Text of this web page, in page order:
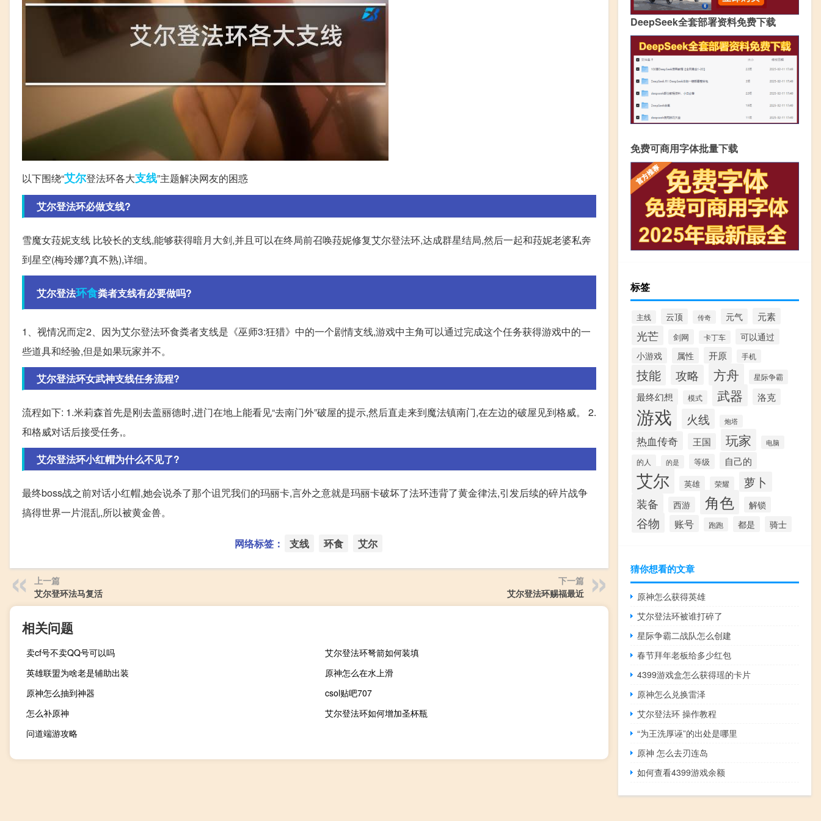
以下围绕“艾尔登法环各大支线”主题解决网友的困惑
艾尔登法环必做支线?
雪魔女菈妮支线 比较长的支线,能够获得暗月大剑,并且可以在终局前召唤菈妮修复艾尔登法环,达成群星结局,然后一起和菈妮老婆私奔
到星空(梅玲娜?真不熟),详细。
艾尔登法环食粪者支线有必要做吗?
1、视情况而定2、因为艾尔登法环食粪者支线是《巫师3:狂猎》中的一个剧情支线,游戏中主角可以通过完成这个任务获得游戏中的一
些道具和经验,但是如果玩家并不。
艾尔登法环女武神支线任务流程?
流程如下: 1.米莉森首先是刚去盖丽德时,进门在地上能看见“去南门外”破屋的提示,然后直走来到魔法镇南门,在左边的破屋见到格威。 2.
和格威对话后接受任务,。
艾尔登法环小红帽为什么不见了?
最终boss战之前对话小红帽,她会说杀了那个诅咒我们的玛丽卡,言外之意就是玛丽卡破坏了法环违背了黄金律法,引发后续的碎片战争
搞得世界一片混乱,所以被黄金兽。
网络标签： 支线 环食 艾尔
上一篇
艾尔登环法马复活
下一篇
艾尔登法环赐福最近
相关问题
卖cf号不卖QQ号可以吗
艾尔登法环弩箭如何装填
英雄联盟为啥老是辅助出装
原神怎么在水上滑
原神怎么抽到神器
csol贴吧707
怎么补原神
艾尔登法环如何增加圣杯瓶
问道端游攻略
DeepSeek全套部署资料免费下载
免费可商用字体批量下载
标签
主线 云顶 传奇 元气 元素
光芒 剑网 卡丁车
可以通过
小游戏
属性 开原 手机
技能 攻略 方舟 星际争霸
最终幻想 模式 武器 洛克
游戏 火线 炮塔
热血传奇 王国 玩家 电脑
的人 的是 等级 自己的
艾尔 英雄 荣耀 萝卜
装备 西游 角色 解锁
谷物 账号 跑跑 都是 骑士
猜你想看的文章
原神怎么获得英雄
艾尔登法环被谁打碎了
星际争霸二战队怎么创建
春节拜年老板给多少红包
4399游戏盒怎么获得瑶的卡片
原神怎么兑换雷泽
艾尔登法环 操作教程
“为王洗厚诬”的出处是哪里
原神 怎么去刃连岛
如何查看4399游戏余额